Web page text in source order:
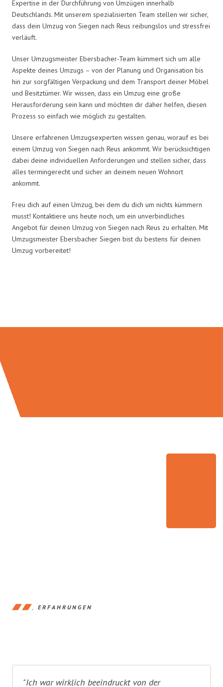
Expertise in der Durchführung von Umzügen innerhalb
Deutschlands. Mit unserem spezialisierten Team stellen wir sicher,
dass dein Umzug von Siegen nach Reus reibungslos und stressfrei
verläuft.
Unser Umzugsmeister Ebersbacher-Team kümmert sich um alle
Aspekte deines Umzugs – von der Planung und Organisation bis
hin zur sorgfältigen Verpackung und dem Transport deiner Möbel
und Besitztümer. Wir wissen, dass ein Umzug eine große
Herausforderung sein kann und möchten dir daher helfen, diesen
Prozess so einfach wie möglich zu gestalten.
Unsere erfahrenen Umzugsexperten wissen genau, worauf es bei
einem Umzug von Siegen nach Reus ankommt. Wir berücksichtigen
dabei deine individuellen Anforderungen und stellen sicher, dass
alles termingerecht und sicher an deinem neuen Wohnort
ankommt.
Freu dich auf einen Umzug, bei dem du dich um nichts kümmern
musst! Kontaktiere uns heute noch, um ein unverbindliches
Angebot für deinen Umzug von Siegen nach Reus zu erhalten. Mit
Umzugsmeister Ebersbacher Siegen bist du bestens für deinen
Umzug vorbereitet!
ERFAHRUNGEN
"Ich war wirklich beeindruckt von der